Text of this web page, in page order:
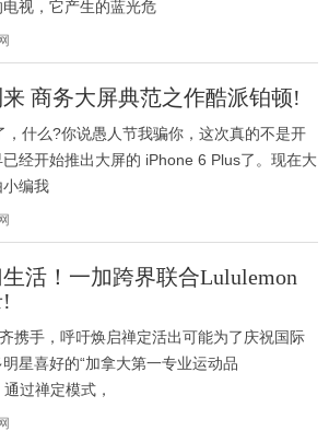
视，它产生的蓝光危
商务大屏典范之作酷派铂顿!
，什么?你说愚人节我骗你，这次真的不是开
经开始推出大屏的 iPhone 6 Plus了。现在大
小编我
活！一加跨界联合Lululemon
携手，呼吁焕启禅定活出可能为了庆祝国际
星喜好的“加拿大第一专业运动品
过禅定模式，